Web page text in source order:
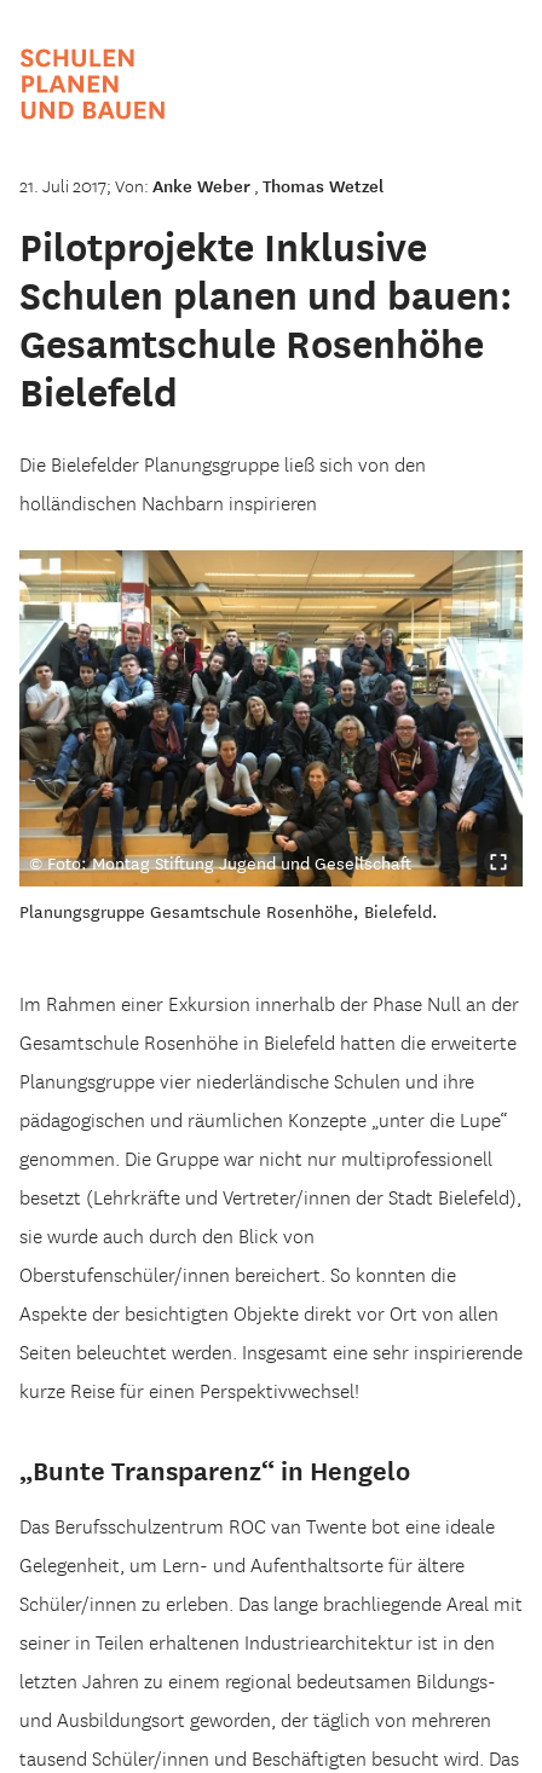
21. Juli 2017; Von:Anke Weber,Thomas Wetzel
Pilotprojekte Inklusive
Schulen planen und bauen:
Gesamtschule Rosenhöhe
Bielefeld
Die Bielefelder Planungsgruppe ließ sich von den
holländischen Nachbarn inspirieren
© Foto: Montag Stiftung Jugend und Gesellschaft
Planungsgruppe Gesamtschule Rosenhöhe, Bielefeld.
Im Rahmen einer Exkursion innerhalb der Phase Null an der
Gesamtschule Rosenhöhe in Bielefeld hatten die erweiterte
Planungsgruppe vier niederländische Schulen und ihre
pädagogischen und räumlichen Konzepte „unter die Lupe“
genommen. Die Gruppe war nicht nur multiprofessionell
besetzt (Lehrkräfte und Vertreter/innen der Stadt Bielefeld),
sie wurde auch durch den Blick von
Oberstufenschüler/innen bereichert. So konnten die
Aspekte der besichtigten Objekte direkt vor Ort von allen
Seiten beleuchtet werden. Insgesamt eine sehr inspirierende
kurze Reise für einen Perspektivwechsel!
„Bunte Transparenz“ in Hengelo
Das Berufsschulzentrum ROC van Twente bot eine ideale
Gelegenheit, um Lern- und Aufenthaltsorte für ältere
Schüler/innen zu erleben. Das lange brachliegende Areal mit
seiner in Teilen erhaltenen Industriearchitektur ist in den
letzten Jahren zu einem regional bedeutsamen Bildungs-
und Ausbildungsort geworden, der täglich von mehreren
tausend Schüler/innen und Beschäftigten besucht wird. Das